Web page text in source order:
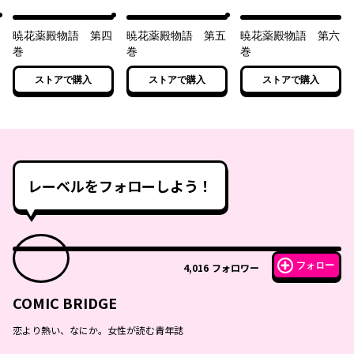
暁花薬殿物語 第四
巻
ストアで購入
暁花薬殿物語 第五
巻
ストアで購入
暁花薬殿物語 第六
巻
ストアで購入
レーベルをフォローしよう！
4,016 フォロワー フォロー
COMIC BRIDGE
恋より熱い、なにか。女性が読む青年誌